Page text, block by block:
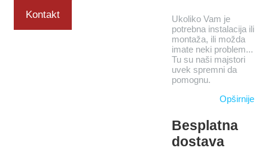
Kontakt
Ukoliko Vam je
potrebna instalacija ili
montaža, ili možda
imate neki problem...
Tu su naši majstori
uvek spremni da
pomognu.
Opširnije
Besplatna
dostava